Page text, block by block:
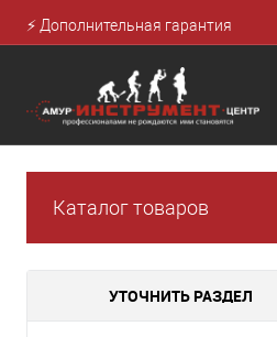
⚡ Дополнительная гарантия
Каталог товаров
УТОЧНИТЬ РАЗДЕЛ